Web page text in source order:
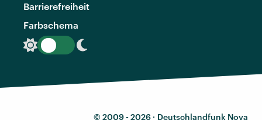
Barrierefreiheit
Farbschema
© 2009 - 2026 · Deutschlandfunk Nova